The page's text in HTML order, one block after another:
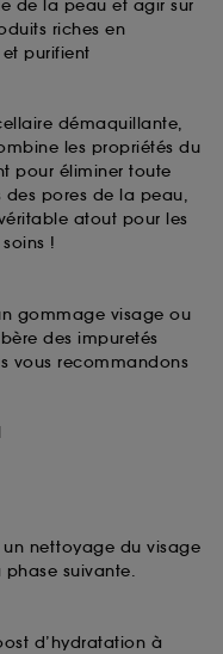
de la peau et agir sur
riches en
purifient
démaquillante,
les propriétés du
pour éliminer toute
pores de la peau,
atout pour les
!
gommage visage ou
des impuretés
vous recommandons
nettoyage du visage
suivante.
d’hydratation à